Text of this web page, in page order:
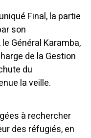
Final, la partie
son
Général Karamba,
de la Gestion
du
la veille.
à rechercher
des réfugiés, en